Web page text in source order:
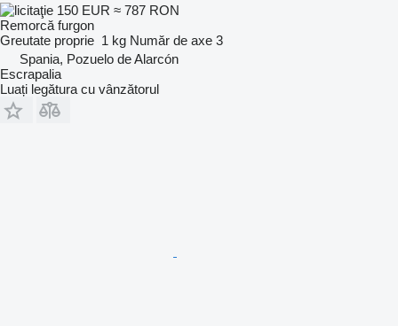
150 EUR ≈ 787 RON
Remorcă furgon
Greutate proprie 1 kg Număr de axe 3
Spania, Pozuelo de Alarcón
Escrapalia
Luați legătura cu vânzătorul